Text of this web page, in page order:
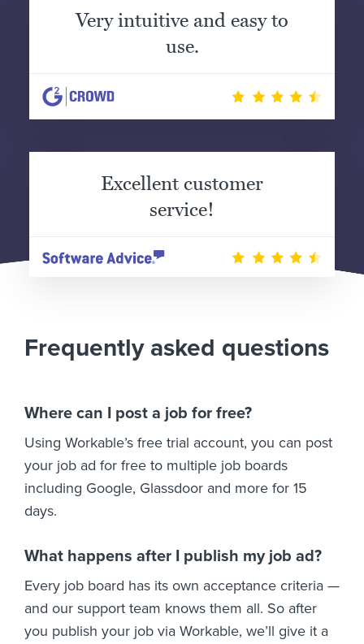
Very intuitive and easy to
use.
Excellent customer
service!
Frequently asked questions
Where can I post a job for free?
Using Workable’s free trial account, you can post
your job ad for free to multiple job boards
including Google, Glassdoor and more for 15
days.
What happens after I publish my job ad?
Every job board has its own acceptance criteria —
and our support team knows them all. So after
you publish your job via Workable, we’ll give it a